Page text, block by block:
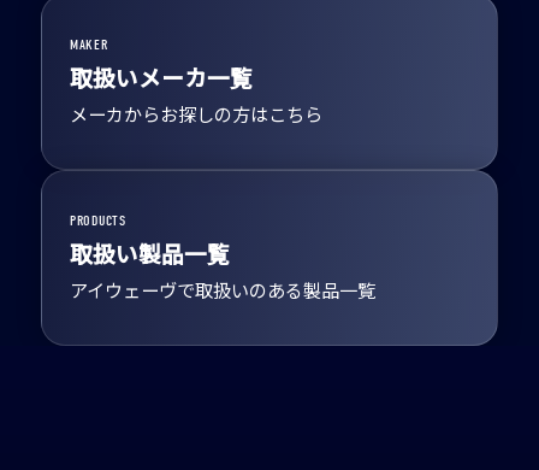
MAKER
取扱いメーカ一覧
メーカからお探しの方はこちら
PRODUCTS
取扱い製品一覧
アイウェーヴで取扱いのある製品一覧